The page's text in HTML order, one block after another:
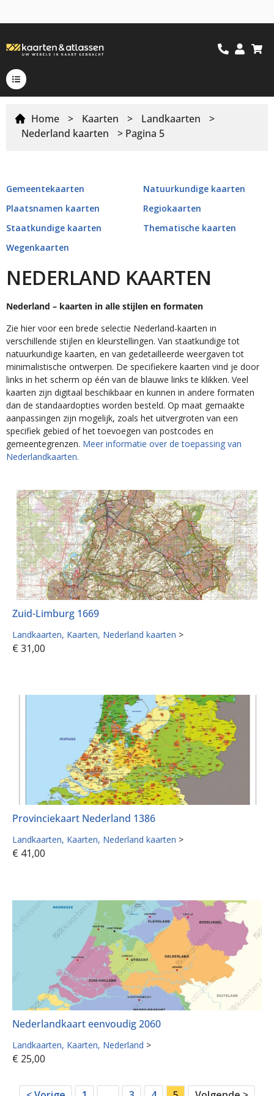
Home > Kaarten > Landkaarten
>
Nederland kaarten
> Pagina 5
Gemeentekaarten
Natuurkundige kaarten
Plaatsnamen kaarten
Regiokaarten
Staatkundige kaarten
Thematische kaarten
Wegenkaarten
NEDERLAND KAARTEN
Nederland – kaarten in alle stijlen en formaten
Zie hier voor een brede selectie Nederland-kaarten in
verschillende stijlen en kleurstellingen. Van staatkundige tot
natuurkundige kaarten, en van gedetailleerde weergaven tot
minimalistische ontwerpen. De specifiekere kaarten vind je door
links in het scherm op één van de blauwe links te klikken. Veel
kaarten zijn digitaal beschikbaar en kunnen in andere formaten
dan de standaardopties worden besteld. Op maat gemaakte
aanpassingen zijn mogelijk, zoals het uitvergroten van een
specifiek gebied of het toevoegen van postcodes en
gemeentegrenzen. Meer informatie over de toepassing van
Nederlandkaarten.
Zuid-Limburg 1669
Landkaarten Kaarten Nederland kaarten >
€ 31,00
Provinciekaart Nederland 1386
Landkaarten Kaarten Nederland kaarten >
€ 41,00
Nederlandkaart eenvoudig 2060
Landkaarten Kaarten Nederland >
€ 25,00